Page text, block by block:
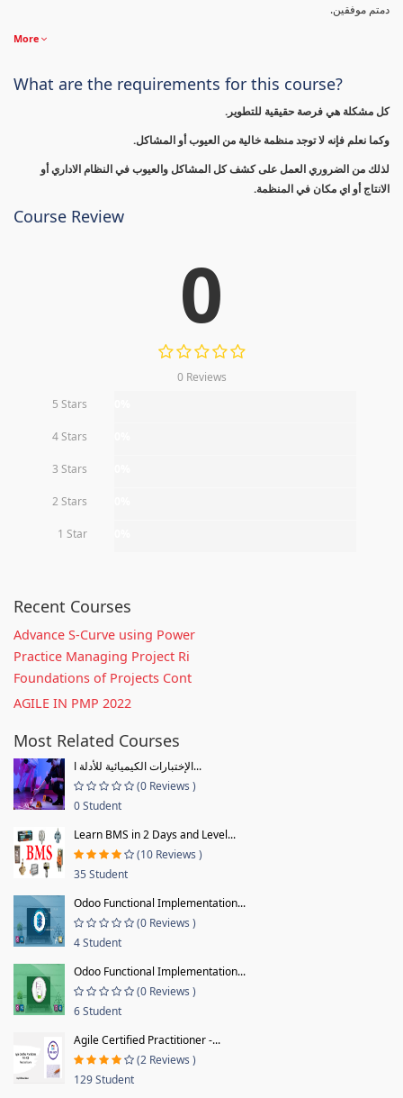
دمتم موفقين.
More
What are the requirements for this course?
كل مشكلة هي فرصة حقيقية للتطوير.
وكما نعلم فإنه لا توجد منظمة خالية من العيوب أو المشاكل.
لذلك من الضروري العمل على كشف كل المشاكل والعيوب في النظام الاداري أو
الانتاج أو اي مكان في المنظمة.
Course Review
0
0 Reviews
5 Stars
4 Stars
3 Stars
2 Stars
1 Star
Recent Courses
Advance S-Curve using Power
Practice Managing Project Ri
Foundations of Projects Cont
AGILE IN PMP 2022
Most Related Courses
الإختبارات الكيميائية للأدلة ا...
(0 Reviews )
0 Student
Learn BMS in 2 Days and Level...
(10 Reviews )
35 Student
Odoo Functional Implementation...
(0 Reviews )
4 Student
Odoo Functional Implementation...
(0 Reviews )
6 Student
Agile Certified Practitioner -...
(2 Reviews )
129 Student